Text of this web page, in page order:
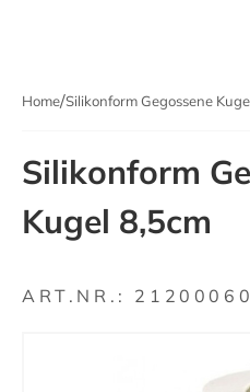
Home Silikonform Gegossene
Silikonform
Kugel 8,5cm
ART.NR.: